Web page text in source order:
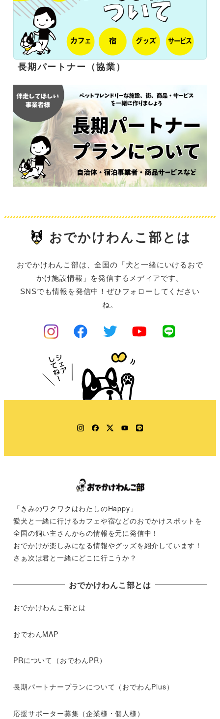
長期パートナー（協業）
おでかけわんこ部とは
おでかけわんこ部は、全国の「犬と一緒にいけるおで
かけ施設情報」を発信するメディアです。
SNSでも情報を発信中！ぜひフォローしてください
ね。
Instagram
Facebook
TwitterYouTube
LINE
「きみのワクワクはわたしのHappy」
愛犬と一緒に行けるカフェや宿などのおでかけスポットを
全国の飼い主さんからの情報を元に発信中！
おでかけが楽しみになる情報やグッズを紹介しています！
さぁ次は君と一緒にどこに行こうか？
おでかけわんこ部とは
おでかけわんこ部とは
おでわんMAP
PRについて（おでわんPR）
長期パートナープランについて（おでわんPlus）
応援サポーター募集（企業様・個人様）